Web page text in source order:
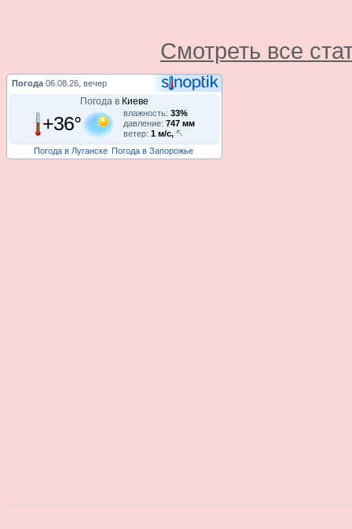
Смотреть все
Погода 06.08.26, вечер
Погода в Киеве
+36° влажность: 33%
давление: 747 мм
ветер: 1 м/с,
Погода в Луганске Погода в Запорожье